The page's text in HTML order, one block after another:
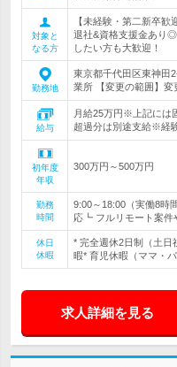
対象と
なる方
【未経験・第二新卒
退社&資格支援金あり
したい方も大歓迎！
勤務地
東京都千代田区東神田
業所 【変更の範囲】変
給与
月給25万円※上記には
超過分は別途支給※経
初年度
年収
300万円～500万円
勤務
時間
9:00～18:00（実働8時
応┗ フルリモート案件
休日
休暇
* 完全週休2日制（土日
暇* 育児休暇（ママ・
求人詳細を見る